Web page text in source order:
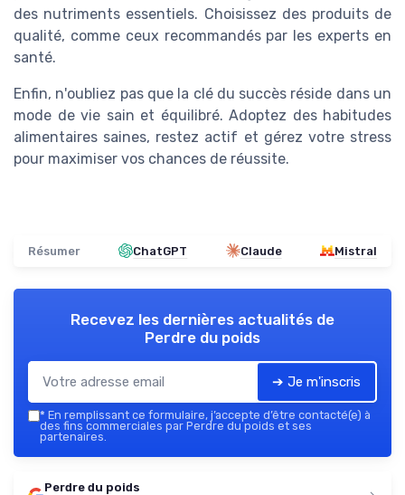
des nutriments essentiels. Choisissez des produits de
qualité, comme ceux recommandés par les experts en
santé.
Enfin, n'oubliez pas que la clé du succès réside dans un
mode de vie sain et équilibré. Adoptez des habitudes
alimentaires saines, restez actif et gérez votre stress
pour maximiser vos chances de réussite.
Résumer ChatGPT Claude Mistral
Recevez les dernières actualités de
Perdre du poids
➔ Je m'inscris
* En remplissant ce formulaire, j’accepte d’être contacté(e) à
des fins commerciales par Perdre du poids et ses
partenaires.
Perdre du poids